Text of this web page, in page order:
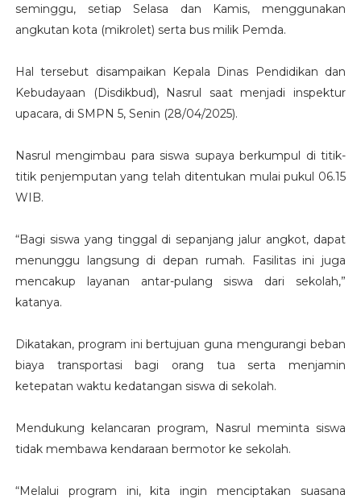
seminggu, setiap Selasa dan Kamis, menggunakan
angkutan kota (mikrolet) serta bus milik Pemda.
Hal tersebut disampaikan Kepala Dinas Pendidikan dan
Kebudayaan (Disdikbud), Nasrul saat menjadi inspektur
upacara, di SMPN 5, Senin (28/04/2025).
Nasrul mengimbau para siswa supaya berkumpul di titik-
titik penjemputan yang telah ditentukan mulai pukul 06.15
WIB.
“Bagi siswa yang tinggal di sepanjang jalur angkot, dapat
menunggu langsung di depan rumah. Fasilitas ini juga
mencakup layanan antar-pulang siswa dari sekolah,”
katanya.
Dikatakan, program ini bertujuan guna mengurangi beban
biaya transportasi bagi orang tua serta menjamin
ketepatan waktu kedatangan siswa di sekolah.
Mendukung kelancaran program, Nasrul meminta siswa
tidak membawa kendaraan bermotor ke sekolah.
“Melalui program ini, kita ingin menciptakan suasana